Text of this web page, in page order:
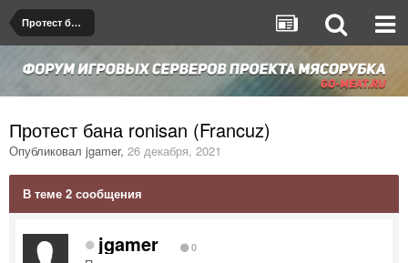
Протест бана/мута
Протест бана ronisan (Francuz)
Опубликовал jgamer, 26 декабря, 2021
В теме 2 сообщения
jgamer 0